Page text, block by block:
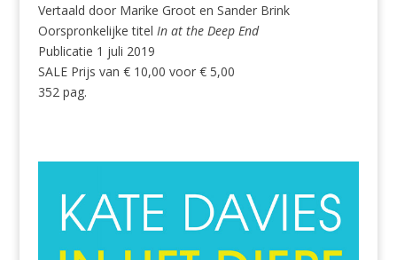
Vertaald door Marike Groot en Sander Brink
Oorspronkelijke titel In at the Deep End
Publicatie 1 juli 2019
SALE Prijs van € 10,00 voor € 5,00
352 pag.